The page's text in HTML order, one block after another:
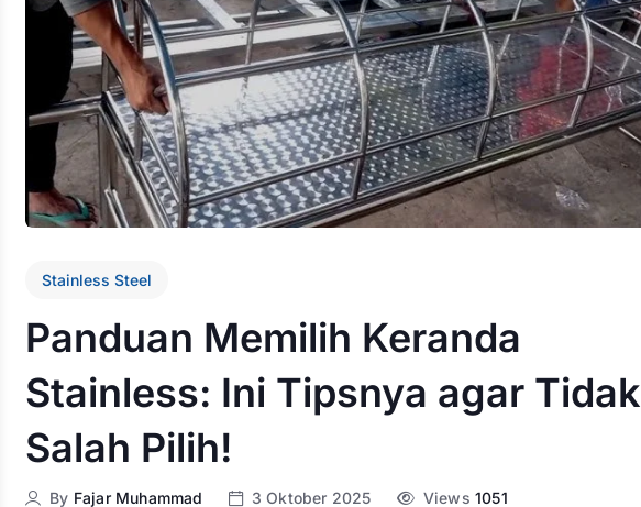
Stainless Steel
Panduan Memilih Keranda
Stainless: Ini Tipsnya agar Tidak
Salah Pilih!
By Fajar Muhammad 3 Oktober 2025 Views 1051